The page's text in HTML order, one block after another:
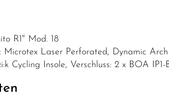
R1" Mod. 18
Microtex Laser Perforated, Dynamic
Cycling Insole, Verschluss: 2 x BOA IP1-